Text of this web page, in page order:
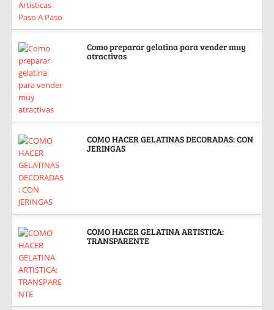
Como preparar gelatina para vender muy
atractivas
COMO HACER GELATINAS DECORADAS: CON
JERINGAS
COMO HACER GELATINA ARTISTICA:
TRANSPARENTE